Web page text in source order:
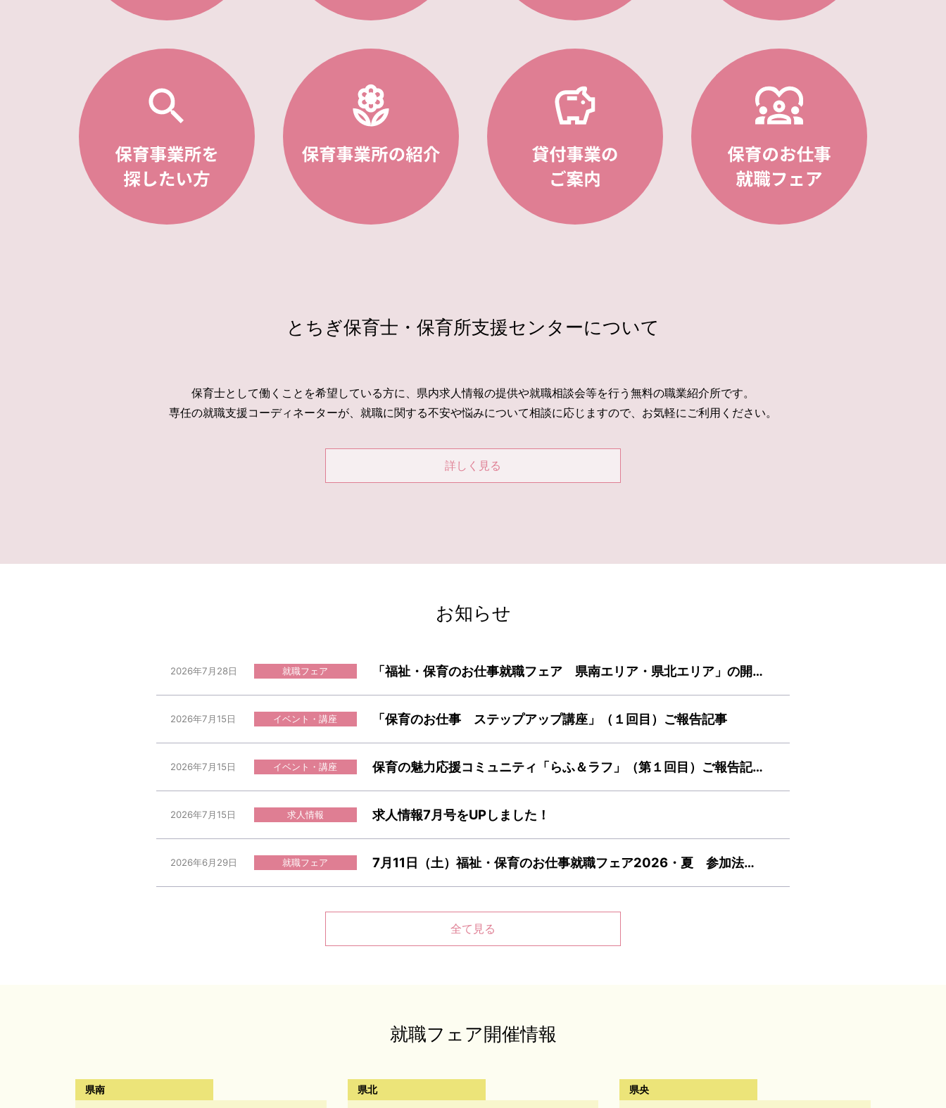
とちぎ保育士・保育所支援センターについて
保育士として働くことを希望している方に、県内求人情報の提供や就職相談会等を行う無料の職業紹介所です。
専任の就職支援コーディネーターが、就職に関する不安や悩みについて相談に応じますので、お気軽にご利用ください。
詳しく見る
お知らせ
2026年7月28日 就職フェア 「福祉・保育のお仕事就職フェア 県南エリア・県北エリア」の開催について
2026年7月15日 イベント・講座 「保育のお仕事 ステップアップ講座」（１回目）ご報告記事
2026年7月15日 イベント・講座 保育の魅力応援コミュニティ「らふ＆ラフ」（第１回目）ご報告記事
2026年7月15日 求人情報 求人情報7月号をUPしました！
2026年6月29日 就職フェア 7月11日（土）福祉・保育のお仕事就職フェア2026・夏 参加法人PRページとプレゼンテーション動画を掲載しました！
全て見る
就職フェア開催情報
県南 県北 県央